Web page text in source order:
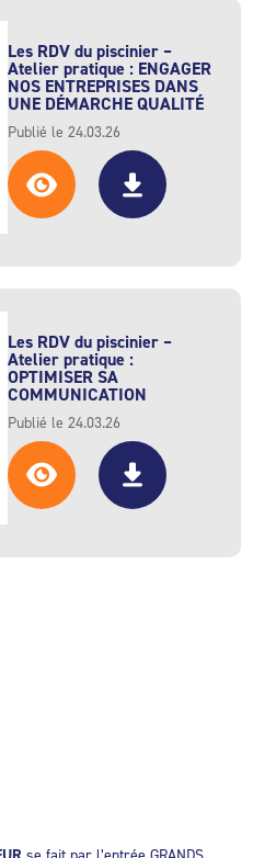
Les RDV du piscinier –
Atelier pratique : ENGAGER
NOS ENTREPRISES DANS
UNE DÉMARCHE QUALITÉ
Publié le 24.03.26
Les RDV du piscinier –
Atelier pratique :
OPTIMISER SA
COMMUNICATION
Publié le 24.03.26
se fait par l’entrée GRANDS